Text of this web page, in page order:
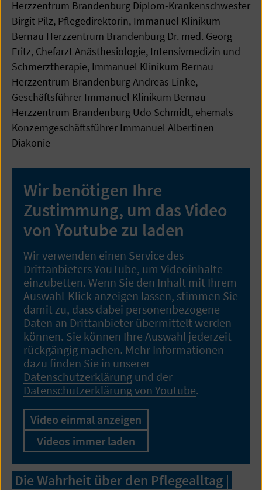
Herzzentrum Brandenburg Diplom-Krankenschwester
Birgit Pilz, Pflegedirektorin, Immanuel Klinikum
Bernau Herzzentrum Brandenburg Dr. med. Georg
Fritz, Chefarzt Anästhesiologie, Intensivmedizin und
Schmerztherapie, Immanuel Klinikum Bernau
Herzzentrum Brandenburg Andreas Linke,
Geschäftsführer Immanuel Klinikum Bernau
Herzzentrum Brandenburg Udo Schmidt, ehemals
Konzerngeschäftsführer Immanuel Albertinen
Diakonie
Wir benötigen Ihre
Zustimmung, um das Video
von Youtube zu laden
Wir verwenden einen Service des
Drittanbieters YouTube, um Videoinhalte
einzubetten. Wenn Sie den Inhalt mit Ihrem
Auswahl-Klick anzeigen lassen, stimmen Sie
damit zu, dass dabei personenbezogene
Daten an Drittanbieter übermittelt werden
können. Sie können Ihre Auswahl jederzeit
rückgängig machen. Mehr Informationen
dazu finden Sie in unserer
Datenschutzerklärung und der
Datenschutzerklärung von Youtube.
Video einmal anzeigen
Videos immer laden
Die Wahrheit über den Pflegealltag |